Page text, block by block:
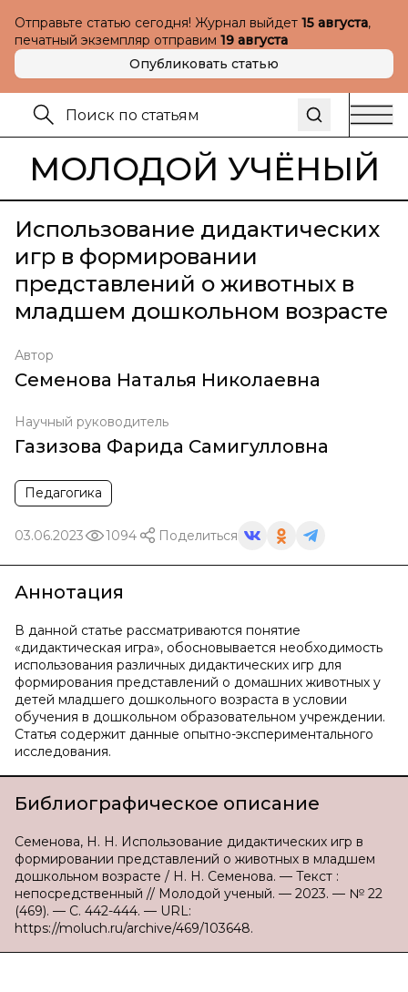
Отправьте статью сегодня! Журнал выйдет 15 августа,
печатный экземпляр отправим 19 августа
Опубликовать статью
МОЛОДОЙ УЧЁНЫЙ
Использование дидактических
игр в формировании
представлений о животных в
младшем дошкольном возрасте
Автор
Семенова Наталья Николаевна
Научный руководитель
Газизова Фарида Самигулловна
Педагогика
03.06.2023 1094 Поделиться
Аннотация
В данной статье рассматриваются понятие
«дидактическая игра», обосновывается необходимость
использования различных дидактических игр для
формирования представлений о домашних животных у
детей младшего дошкольного возраста в условии
обучения в дошкольном образовательном учреждении.
Статья содержит данные опытно-экспериментального
исследования.
Библиографическое описание
Семенова, Н. Н. Использование дидактических игр в
формировании представлений о животных в младшем
дошкольном возрасте / Н. Н. Семенова. — Текст :
непосредственный // Молодой ученый. — 2023. — № 22
(469). — С. 442-444. — URL:
https://moluch.ru/archive/469/103648.